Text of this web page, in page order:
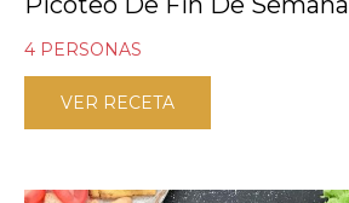
4 PERSONAS
VER RECETA